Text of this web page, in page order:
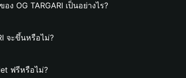
ง OG TARGARI เป็นอย่างไร?
จะขึ้นหรือไม่?
ฟรีหรือไม่?